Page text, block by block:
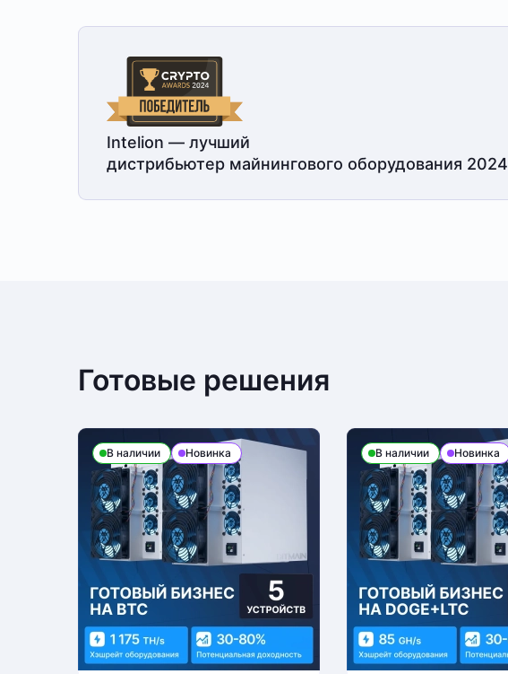
Intelion — лучший
дистрибьютер майнингового оборудования 2024
Готовые решения
В наличии Новинка В наличии Новинка